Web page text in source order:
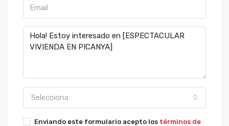
Selecciona
Enviando este formulario acepto los términos de